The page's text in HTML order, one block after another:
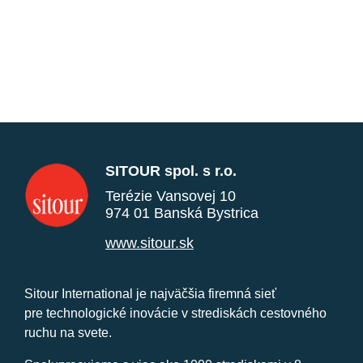
SITOUR spol. s r.o.
Terézie Vansovej 10
974 01 Banská Bystrica
www.sitour.sk
Sitour International je najväčšia firemná sieť
pre technologické inovácie v strediskách cestovného
ruchu na svete.